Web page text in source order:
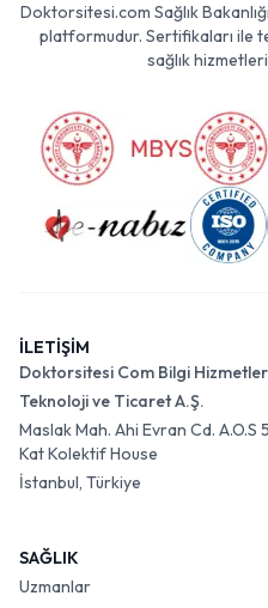
Doktorsitesi.com Sağlık
platformudur. Sertifikaları ile
sağlık
İLETİŞİM
Doktorsitesi Com Bilgi
Teknoloji ve Ticaret A.Ş.
Maslak Mah. Ahi Evran Cd.
Kat Kolektif House
İstanbul, Türkiye
SAĞLIK
Uzmanlar